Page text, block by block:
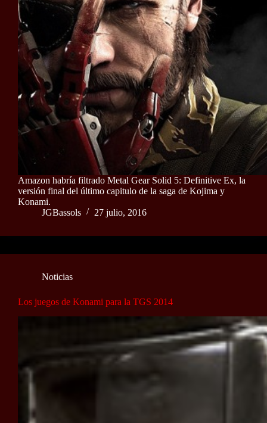
Amazon habría filtrado Metal Gear Solid 5: Definitive Ex, la
versión final del último capitulo de la saga de Kojima y
Konami.
JGBassols
27 julio, 2016
Noticias
Los juegos de Konami para la TGS 2014